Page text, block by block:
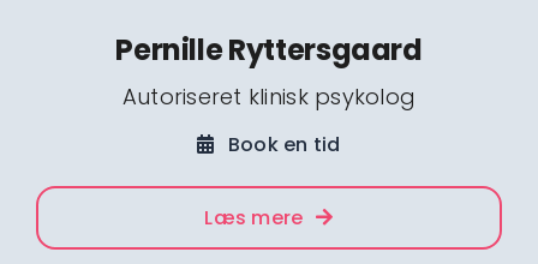
Pernille Ryttersgaard
Autoriseret klinisk psykolog
Book en tid
Læs mere